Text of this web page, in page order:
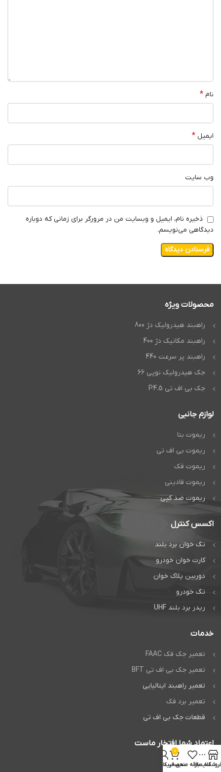
نام *
ایمیل *
وب‌ سایت
ذخیره نام، ایمیل و وبسایت من در مرورگر برای زمانی که دوباره
دیدگاهی می‌نویسم.
محصولات ویژه
راهبند هیدرولیک دژ 800
راهبند مکانیک دژ 400
راهبند پر سرعت 440
جک هیدرولیک نوپی 66
جک بی اف تی P4.5
لوازم جانبی
ریموت بتا
ریموت بی اف تی
ریموت فک
ریموت فادینی
ریموت ضد کپی
اکسس کنترل
تگ خوان برد بلند
کارت خوان خودرو
دوربین پلاک خوان
تگ خودرو
ریدر برد بلند UHF
خدمات
تعمیر جک فک FAAC
تعمیر جک بی اف تی BFT
تعمیر راهبند ایتالیایی
تعمیر برد فک
قطعات جک بی اف تی
اعتماد شما افتخار ماست
سایدبارعلاقه مندی
0
سبد خرید
حساب کاربری من